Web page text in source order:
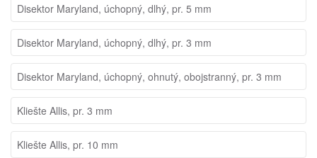
Disektor Maryland, úchopný, dlhý, pr. 5 mm
Disektor Maryland, úchopný, dlhý, pr. 3 mm
Disektor Maryland, úchopný, ohnutý, obojstranný, pr. 3 mm
Kliešte Allis, pr. 3 mm
Kliešte Allis, pr. 10 mm